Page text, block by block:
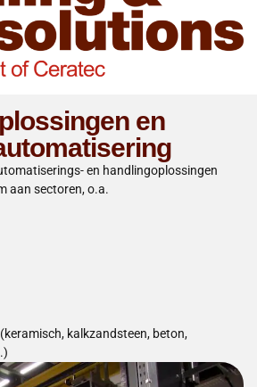
en
en handlingoplossingen
aan sectoren, o.a.
kalkzandsteen, beton,